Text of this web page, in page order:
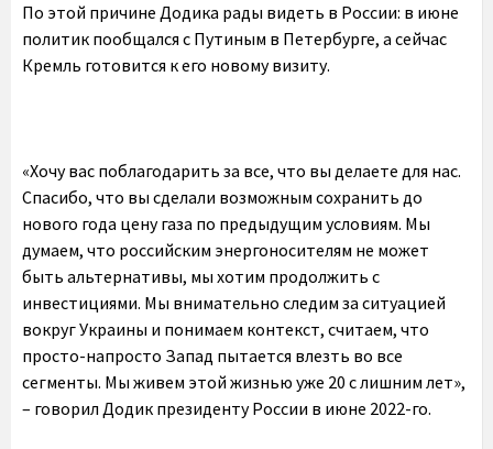
По этой причине Додика рады видеть в России: в июне
политик пообщался с Путиным в Петербурге, а сейчас
Кремль готовится к его новому визиту.
«Хочу вас поблагодарить за все, что вы делаете для нас.
Спасибо, что вы сделали возможным сохранить до
нового года цену газа по предыдущим условиям. Мы
думаем, что российским энергоносителям не может
быть альтернативы, мы хотим продолжить с
инвестициями. Мы внимательно следим за ситуацией
вокруг Украины и понимаем контекст, считаем, что
просто-напросто Запад пытается влезть во все
сегменты. Мы живем этой жизнью уже 20 с лишним лет»,
– говорил Додик президенту России в июне 2022-го.